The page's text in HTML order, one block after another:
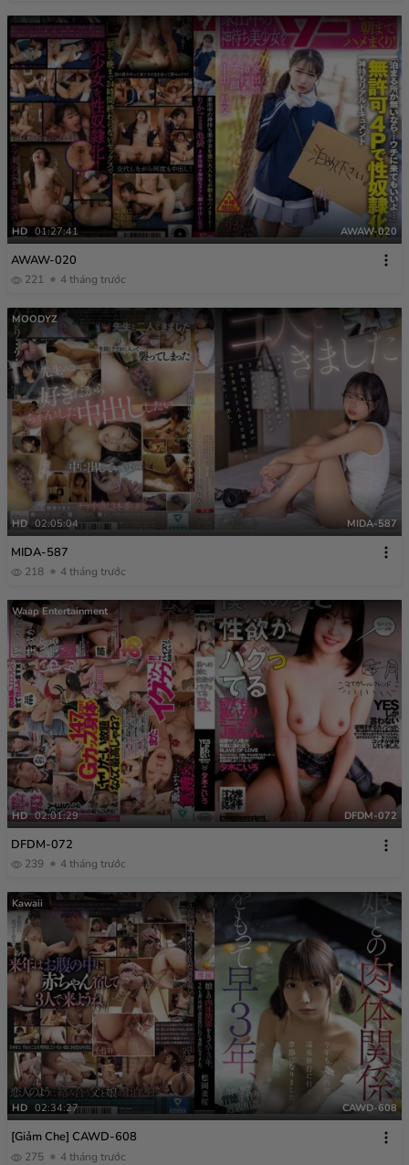
HD 01:27:41 AWAW-020
AWAW-020
221 4 tháng trước
MOODYZ
HD 02:05:04 MIDA-587
MIDA-587
218 4 tháng trước
Waap Entertainment
HD 02:01:29 DFDM-072
DFDM-072
239 4 tháng trước
Kawaii
HD 02:34:27 CAWD-608
[Giảm Che] CAWD-608
275 4 tháng trước